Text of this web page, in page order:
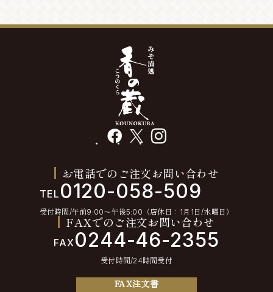
facebook instagram
お電話でのご注文お問い合わせ
TEL 0120-058-509
受付時間/午前9:00〜午後5:00（店休日：1月1日/水曜日）
FAXでのご注文お問い合わせ
FAX0244-46-2355
受付時間/24時間受付
FAX注文書